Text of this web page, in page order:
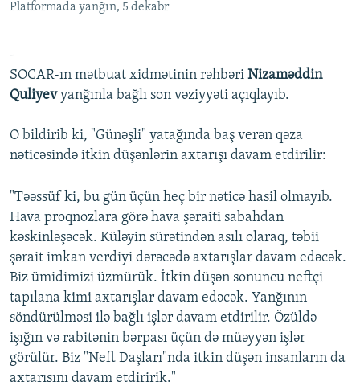
İZ - MƏDƏNIYYƏT PROQRAMI
MATERIALLARIMIZDAN ISTIFADƏ
BIZIMLƏ ƏLAQƏ
XƏBƏR BÜLLETENLƏRIMIZ
Platformada yanğın, 5 dekabr
-
SOCAR-ın mətbuat xidmətinin rəhbəri Nizaməddin
Quliyevyanğınla bağlı son vəziyyəti açıqlayıb.
O bildirib ki, "Günəşli" yatağında baş verən qəza
nəticəsində itkin düşənlərin axtarışı davam etdirilir:
"Təəssüf ki, bu gün üçün heç bir nəticə hasil olmayıb.
Hava proqnozlara görə hava şəraiti sabahdan
kəskinləşəcək. Küləyin sürətindən asılı olaraq, təbii
şərait imkan verdiyi dərəcədə axtarışlar davam edəcək.
Biz ümidimizi üzmürük. İtkin düşən sonuncu neftçi
tapılana kimi axtarışlar davam edəcək. Yanğının
söndürülməsi ilə bağlı işlər davam etdirilir. Özüldə
işığın və rabitənin bərpası üçün də müəyyən işlər
görülür. Biz "Neft Daşları"nda itkin düşən insanların da
axtarışını davam etdiririk."